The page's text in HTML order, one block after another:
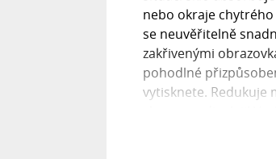
nebo okraje
se neuvěřitelně
zakřivenými
pohodlné
vytisknete. Redukuje
Max Lite™ je